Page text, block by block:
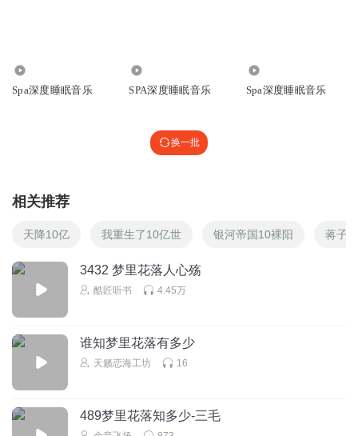
Spa深度睡眠音乐 SPA深度睡眠音乐 Spa深度睡眠音乐
换一批
相关推荐
天降10亿 我重生了10亿世 银河帝国10裸阳 蒋子
3432 梦里花落人心殇
酷匠听书 4.45万
谁知梦里花落有多少
天籁恋海工坊 16
489梦里花落知多少-三毛